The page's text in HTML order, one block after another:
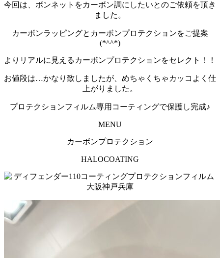
今回は、ボンネットをカーボン調にしたいとのご依頼を頂き
ました。
カーボンラッピングとカーボンプロテクションをご提案
(*^^*)
よりリアルに見えるカーボンプロテクションをセレクト！！
お値段は…かなり致しましたが、めちゃくちゃカッコよく仕
上がりました。
プロテクションフィルム専用コーティングで保護し完成♪
MENU
カーボンプロテクション
HALOCOATING